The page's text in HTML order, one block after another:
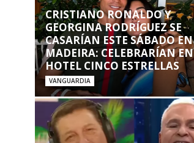
CRISTIANO RONALDO Y
GEORGINA RODRÍGUEZ SE
CASARÍAN ESTE SÁBADO EN
MADEIRA: CELEBRARÍAN EN
HOTEL CINCO ESTRELLAS
VANGUARDIA